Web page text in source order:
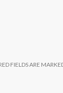
FIELDS ARE